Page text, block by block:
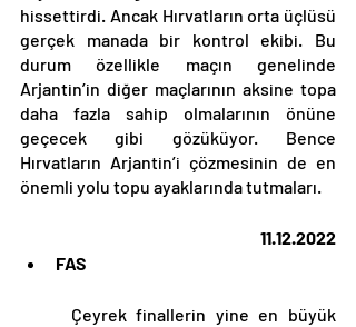
hissettirdi. Ancak Hırvatların orta üçlüsü
gerçek manada bir kontrol ekibi. Bu
durum özellikle maçın genelinde
Arjantin’in diğer maçlarının aksine topa
daha fazla sahip olmalarının önüne
geçecek gibi gözüküyor. Bence
Hırvatların Arjantin’i çözmesinin de en
önemli yolu topu ayaklarında tutmaları.
11.12.2022
FAS